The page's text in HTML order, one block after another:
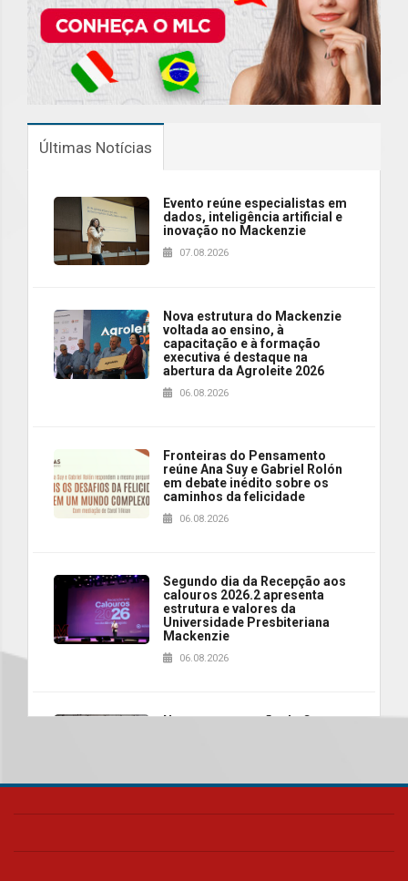
Últimas Notícias
Evento reúne especialistas em
dados, inteligência artificial e
inovação no Mackenzie
07.08.2026
Nova estrutura do Mackenzie
voltada ao ensino, à
capacitação e à formação
executiva é destaque na
abertura da Agroleite 2026
06.08.2026
Fronteiras do Pensamento
reúne Ana Suy e Gabriel Rolón
em debate inédito sobre os
caminhos da felicidade
06.08.2026
Segundo dia da Recepção aos
calouros 2026.2 apresenta
estrutura e valores da
Universidade Presbiteriana
Mackenzie
06.08.2026
Nova apresentação do Centro
realizará nova edição da Feira